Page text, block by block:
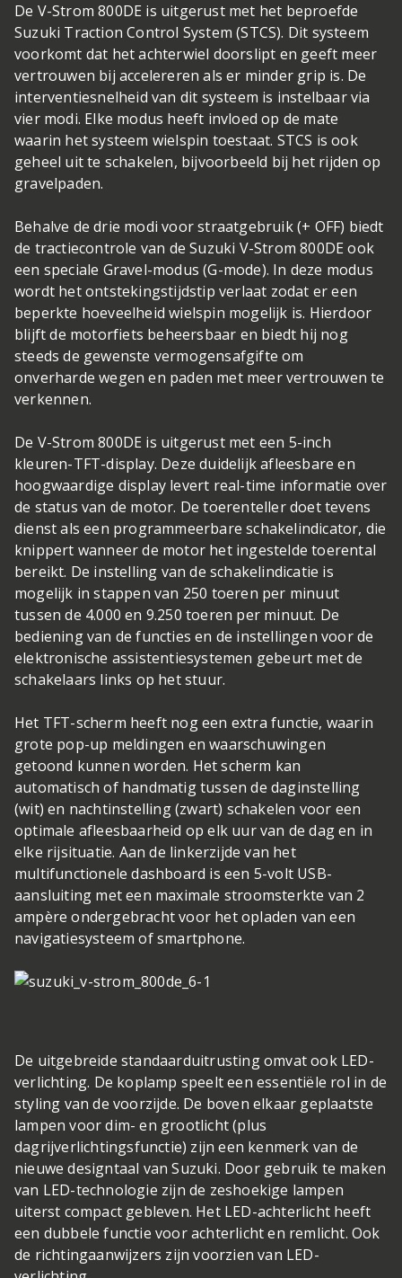
De V-Strom 800DE is uitgerust met het beproefde
Suzuki Traction Control System (STCS). Dit systeem
voorkomt dat het achterwiel doorslipt en geeft meer
vertrouwen bij accelereren als er minder grip is. De
interventiesnelheid van dit systeem is instelbaar via
vier modi. Elke modus heeft invloed op de mate
waarin het systeem wielspin toestaat. STCS is ook
geheel uit te schakelen, bijvoorbeeld bij het rijden op
gravelpaden.
Behalve de drie modi voor straatgebruik (+ OFF) biedt
de tractiecontrole van de Suzuki V-Strom 800DE ook
een speciale Gravel-modus (G-mode). In deze modus
wordt het ontstekingstijdstip verlaat zodat er een
beperkte hoeveelheid wielspin mogelijk is. Hierdoor
blijft de motorfiets beheersbaar en biedt hij nog
steeds de gewenste vermogensafgifte om
onverharde wegen en paden met meer vertrouwen te
verkennen.
De V-Strom 800DE is uitgerust met een 5-inch
kleuren-TFT-display. Deze duidelijk afleesbare en
hoogwaardige display levert real-time informatie over
de status van de motor. De toerenteller doet tevens
dienst als een programmeerbare schakelindicator, die
knippert wanneer de motor het ingestelde toerental
bereikt. De instelling van de schakelindicatie is
mogelijk in stappen van 250 toeren per minuut
tussen de 4.000 en 9.250 toeren per minuut. De
bediening van de functies en de instellingen voor de
elektronische assistentiesystemen gebeurt met de
schakelaars links op het stuur.
Het TFT-scherm heeft nog een extra functie, waarin
grote pop-up meldingen en waarschuwingen
getoond kunnen worden. Het scherm kan
automatisch of handmatig tussen de daginstelling
(wit) en nachtinstelling (zwart) schakelen voor een
optimale afleesbaarheid op elk uur van de dag en in
elke rijsituatie. Aan de linkerzijde van het
multifunctionele dashboard is een 5-volt USB-
aansluiting met een maximale stroomsterkte van 2
ampère ondergebracht voor het opladen van een
navigatiesysteem of smartphone.
De uitgebreide standaarduitrusting omvat ook LED-
verlichting. De koplamp speelt een essentiële rol in de
styling van de voorzijde. De boven elkaar geplaatste
lampen voor dim- en grootlicht (plus
dagrijverlichtingsfunctie) zijn een kenmerk van de
nieuwe designtaal van Suzuki. Door gebruik te maken
van LED-technologie zijn de zeshoekige lampen
uiterst compact gebleven. Het LED-achterlicht heeft
een dubbele functie voor achterlicht en remlicht. Ook
de richtingaanwijzers zijn voorzien van LED-